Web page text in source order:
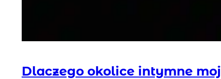
Dlaczego okolice intymne